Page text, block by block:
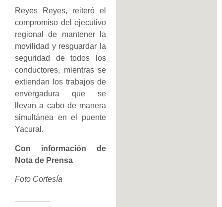
Reyes Reyes, reiteró el
compromiso del ejecutivo
regional de mantener la
movilidad y resguardar la
seguridad de todos los
conductores, mientras se
extiendan los trabajos de
envergadura que se
llevan a cabo de manera
simultánea en el puente
Yacural.
Con información de
Nota de Prensa
Foto Cortesía